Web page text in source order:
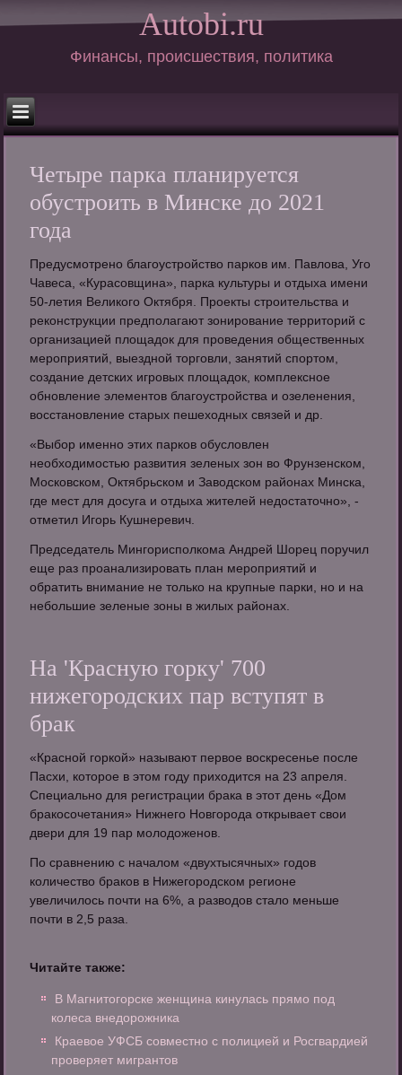
Autobi.ru
Финансы, происшествия, политика
Четыре парка планируется
обустроить в Минске до 2021
года
Предусмотрено благоустройство парков им. Павлова, Уго
Чавеса, «Курасовщина», парка культуры и отдыха имени
50-летия Великого Октября. Проекты строительства и
реконструкции предполагают зонирование территорий с
организацией площадок для проведения общественных
мероприятий, выездной торговли, занятий спортом,
создание детских игровых площадок, комплексное
обновление элементов благоустройства и озеленения,
восстановление старых пешеходных связей и др.
«Выбор именно этих парков обусловлен
необходимостью развития зеленых зон во Фрунзенском,
Московском, Октябрьском и Заводском районах Минска,
где мест для досуга и отдыха жителей недостаточно», -
отметил Игорь Кушнеревич.
Председатель Мингорисполкома Андрей Шорец поручил
еще раз проанализировать план мероприятий и
обратить внимание не только на крупные парки, но и на
небольшие зеленые зоны в жилых районах.
На 'Красную горку' 700
нижегородских пар вступят в
брак
«Красной горкой» называют первое воскресенье после
Пасхи, которое в этом году приходится на 23 апреля.
Специально для регистрации брака в этот день «Дом
бракосочетания» Нижнего Новгорода открывает свои
двери для 19 пар молодоженов.
По сравнению с началом «двухтысячных» годов
количество браков в Нижегородском регионе
увеличилось почти на 6%, а разводов стало меньше
почти в 2,5 раза.
Читайте также:
В Магнитогорске женщина кинулась прямо под
колеса внедорожника
Краевое УФСБ совместно с полицией и Росгвардией
проверяет мигрантов